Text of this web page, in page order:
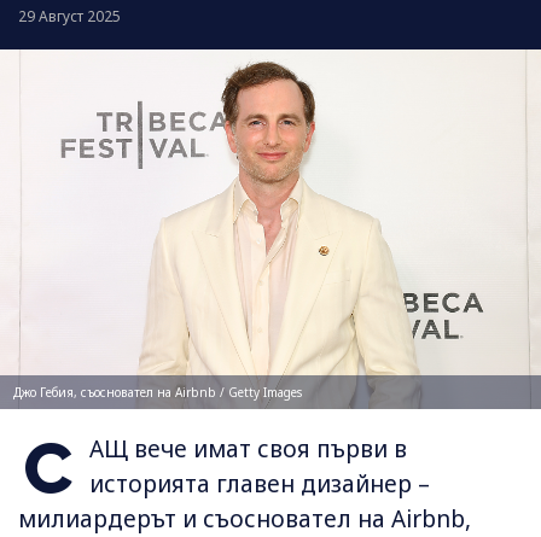
29 Август 2025
Джо Гебия, съосновател на Airbnb / Getty Images
С АЩ вече имат своя първи в
историята главен дизайнер –
милиардерът и съосновател на Airbnb,